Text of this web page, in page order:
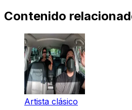
Contenido
Artista clásico